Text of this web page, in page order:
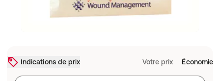
Indications de prix Votre prix Économie